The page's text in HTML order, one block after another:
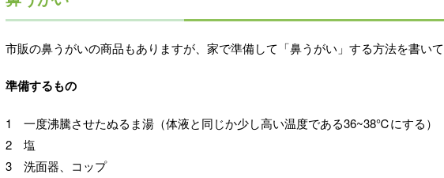
市販の鼻うがいの商品もありますが、家で準備して「鼻うがい」する方法を書いて
準備するもの
1 一度沸騰させたぬるま湯（体液と同じか少し高い温度である36~38℃にする）
2 塩
3 洗面器、コップ